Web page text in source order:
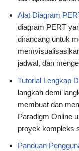
Alat Diagram
diagram PERT
dirancang untuk
jadwal, dan
Tutorial Lengkap
langkah demi
membuat dan
Paradigm Online
proyek kompleks
Panduan